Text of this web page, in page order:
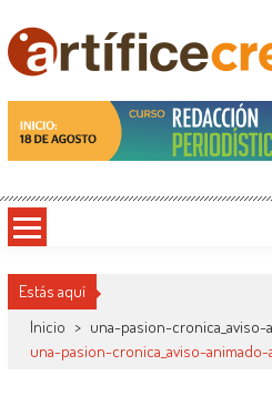
contenido
Artificecrea
Blog de Artífice Comunicadores,
diversos formatos, capacitamos en
Estás aquí
Inicio > una-pasion-
una-pasion-cronica_aviso-